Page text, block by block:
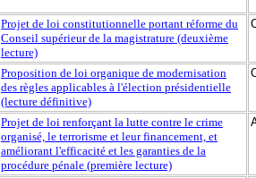
Projet de loi constitutionnelle portant réforme du
Conseil supérieur de la magistrature (deuxième
lecture)
Proposition de loi organique de modernisation
des règles applicables à l'élection présidentielle
(lecture définitive)
Projet de loi renforçant la lutte contre le crime
organisé, le terrorisme et leur financement, et
améliorant l'efficacité et les garanties de la
procédure pénale (première lecture)